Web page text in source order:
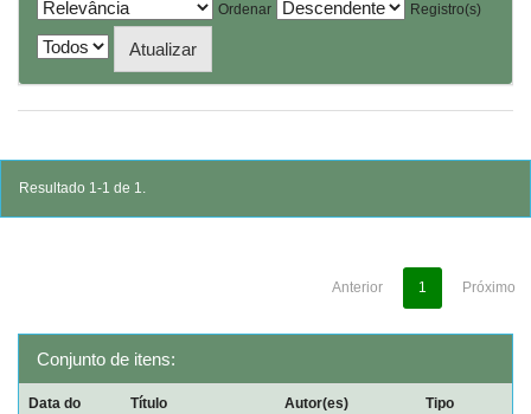
Ordenar
Registro(s)
Resultado 1-1 de 1.
Anterior 1 Próximo
Conjunto de itens:
Data do
Título Autor(es) Tipo